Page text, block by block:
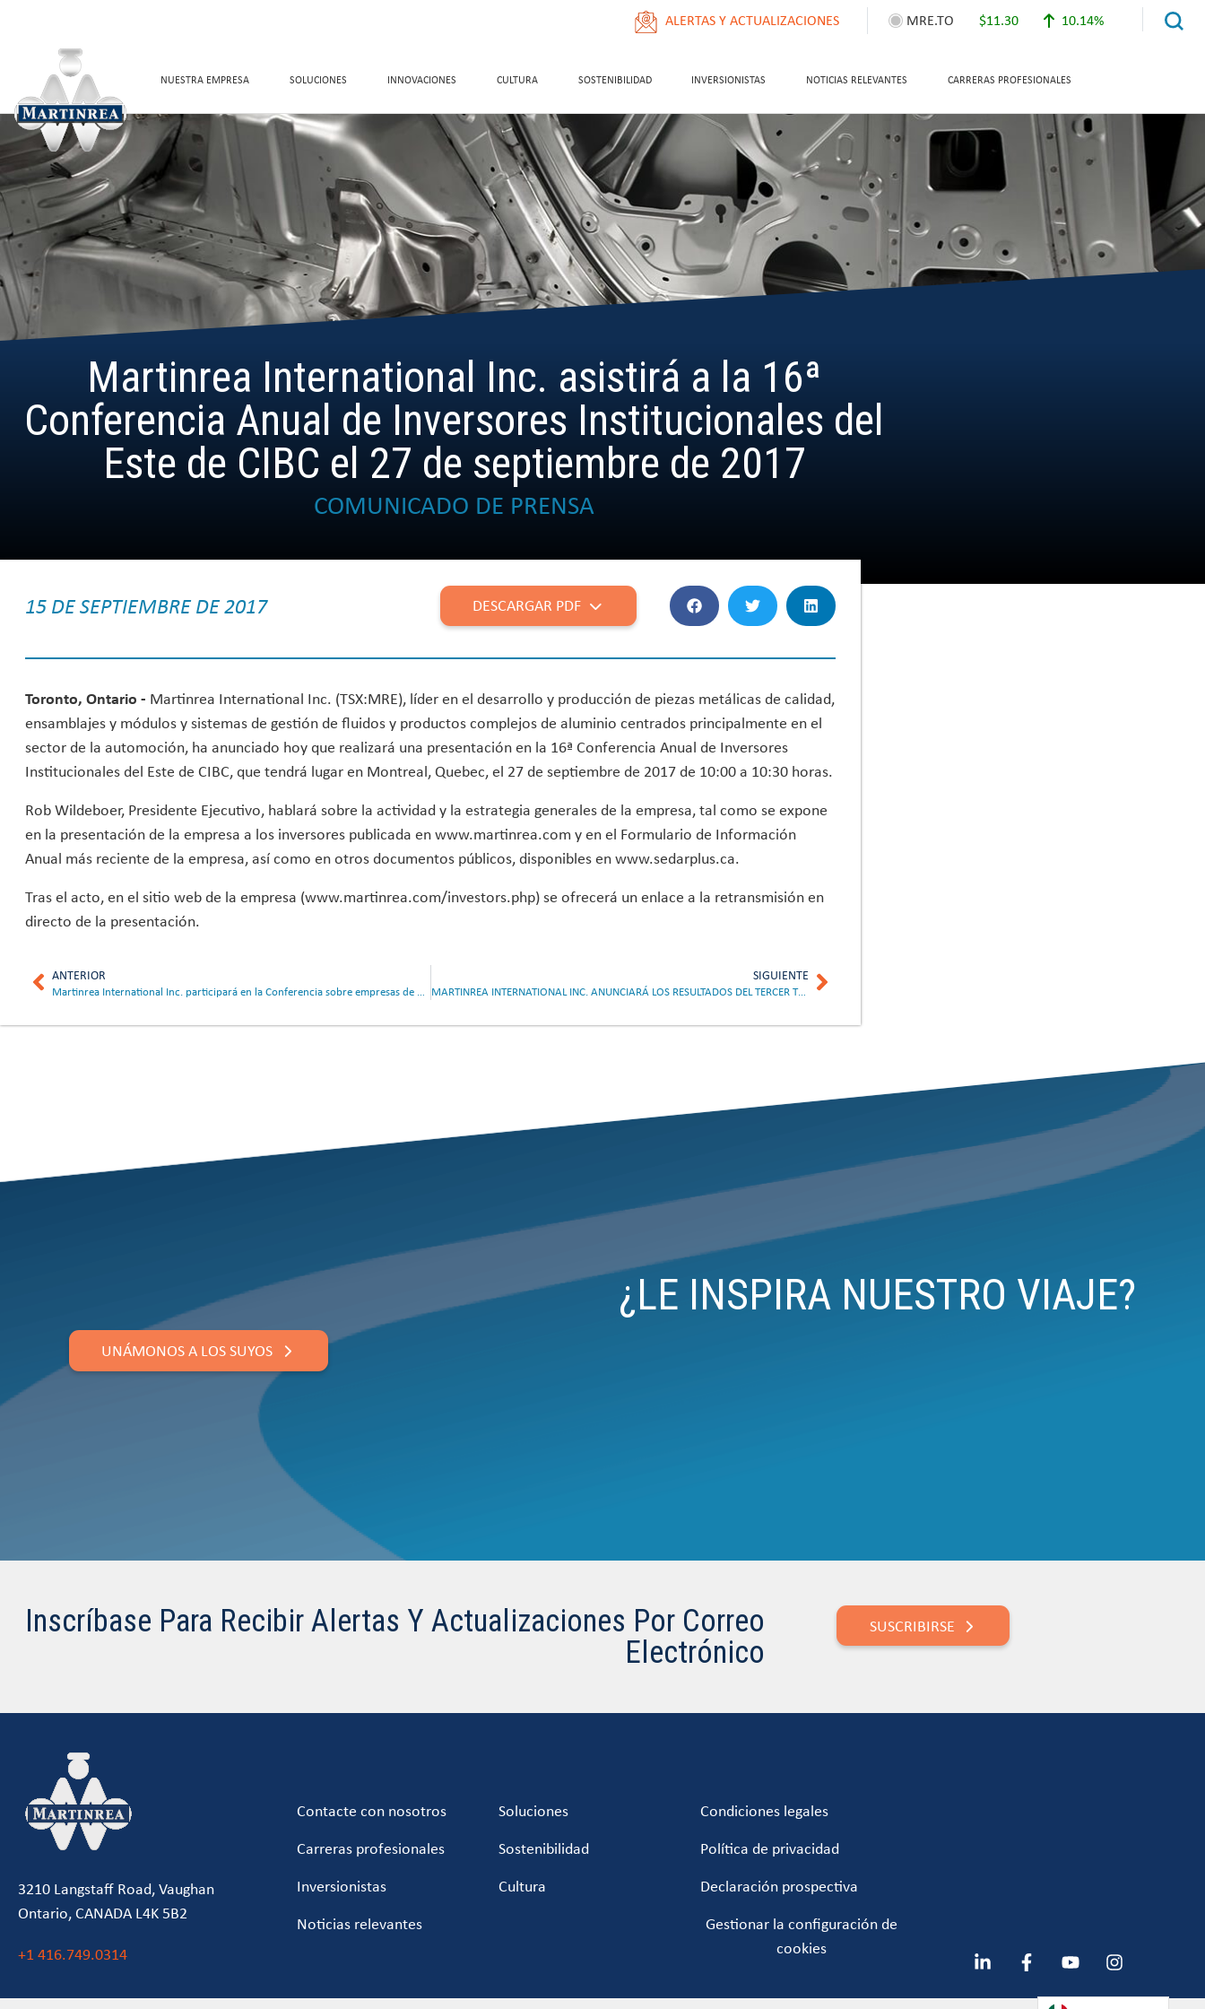
MRE.TO $11.30 10.14%
ALERTAS Y ACTUALIZACIONES
NUESTRA EMPRESA SOLUCIONES INNOVACIONES CULTURA SOSTENIBILIDAD INVERSIONISTAS NOTICIAS RELEVANTES CARRERAS PROFESIONALES
Martinrea International Inc. asistirá a la 16ª
Conferencia Anual de Inversores Institucionales del
Este de CIBC el 27 de septiembre de 2017
COMUNICADO DE PRENSA
15 DE SEPTIEMBRE DE 2017 DESCARGAR PDF
Toronto, Ontario - Martinrea International Inc. (TSX:MRE), líder en el desarrollo y producción de piezas metálicas de calidad,
ensamblajes y módulos y sistemas de gestión de fluidos y productos complejos de aluminio centrados principalmente en el
sector de la automoción, ha anunciado hoy que realizará una presentación en la 16ª Conferencia Anual de Inversores
Institucionales del Este de CIBC, que tendrá lugar en Montreal, Quebec, el 27 de septiembre de 2017 de 10:00 a 10:30 horas.
Rob Wildeboer, Presidente Ejecutivo, hablará sobre la actividad y la estrategia generales de la empresa, tal como se expone
en la presentación de la empresa a los inversores publicada en www.martinrea.com y en el Formulario de Información
Anual más reciente de la empresa, así como en otros documentos públicos, disponibles en www.sedarplus.ca.
Tras el acto, en el sitio web de la empresa (www.martinrea.com/investors.php) se ofrecerá un enlace a la retransmisión en
directo de la presentación.
ANTERIOR
Martinrea International Inc. participará en la Conferencia sobre empresas de pequeña capitalización de RBC Capital Markets el 28 de septiembre de 2017
SIGUIENTE
MARTINREA INTERNATIONAL INC. ANUNCIARÁ LOS RESULTADOS DEL TERCER TRIMESTRE EL 14 DE NOVIEMBRE DE 2017
¿LE INSPIRA NUESTRO VIAJE?
UNÁMONOS A LOS SUYOS
Inscríbase Para Recibir Alertas Y Actualizaciones Por Correo
Electrónico
SUSCRIBIRSE
3210 Langstaff Road, Vaughan
Ontario, CANADA L4K 5B2
+1 416.749.0314
Contacte con nosotros
Carreras profesionales
Inversionistas
Noticias relevantes
Soluciones
Sostenibilidad
Cultura
Condiciones legales
Política de privacidad
Declaración prospectiva
Gestionar la configuración de
cookies